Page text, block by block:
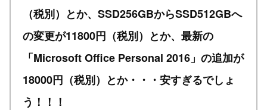
（税別）とか、SSD256GBからSSD512GBへ
の変更が11800円（税別）とか、最新の
「Microsoft Office Personal 2016」の追加が
18000円（税別）とか・・・安すぎるでしょ
う！！！